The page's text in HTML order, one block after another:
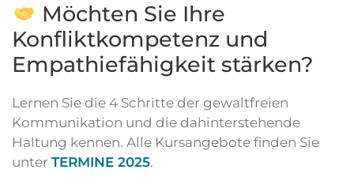
Möchten Sie Ihre
Konfliktkompetenz und
Empathiefähigkeit stärken?
Lernen Sie die 4 Schritte der gewaltfreien
Kommunikation und die dahinterstehende
Haltung kennen. Alle Kursangebote finden Sie
unter TERMINE 2025.